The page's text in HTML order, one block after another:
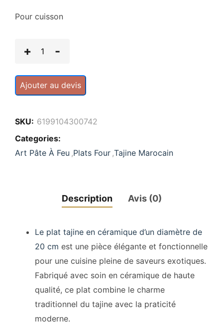
Pour cuisson
Ajouter au devis
SKU: 6199104300742
Categories:
Art Pâte À Feu ,Plats Four ,Tajine Marocain
Description Avis (0)
Le plat tajine en céramique d’un diamètre de
20 cm est une pièce élégante et fonctionnelle
pour une cuisine pleine de saveurs exotiques.
Fabriqué avec soin en céramique de haute
qualité, ce plat combine le charme
traditionnel du tajine avec la praticité
moderne.